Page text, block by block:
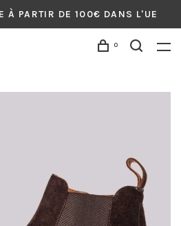
À PARTIR DE 100€ DANS L'UE
0